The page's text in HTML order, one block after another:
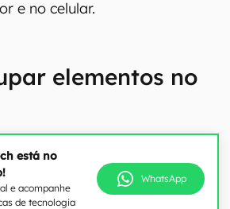
e no celular.
elementos no
está no
e acompanhe
de tecnologia
WhatsApp